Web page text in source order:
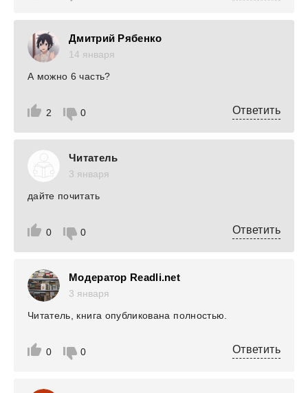
Дмитрий Рябенко
14 января
2 0
А можно 6 часть?
Ответить
Читатель
3 января
0 0
дайте почитать
Ответить
Модератор Readli.net
3 января
0 0
Читатель, книга опубликована полностью.
Ответить